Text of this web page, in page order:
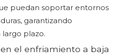
puedan soportar entornos
garantizando
plazo.
en el enfriamiento a baja